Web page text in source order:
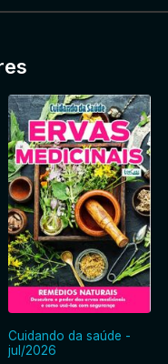
Cuidando da saúde -
jul/2026